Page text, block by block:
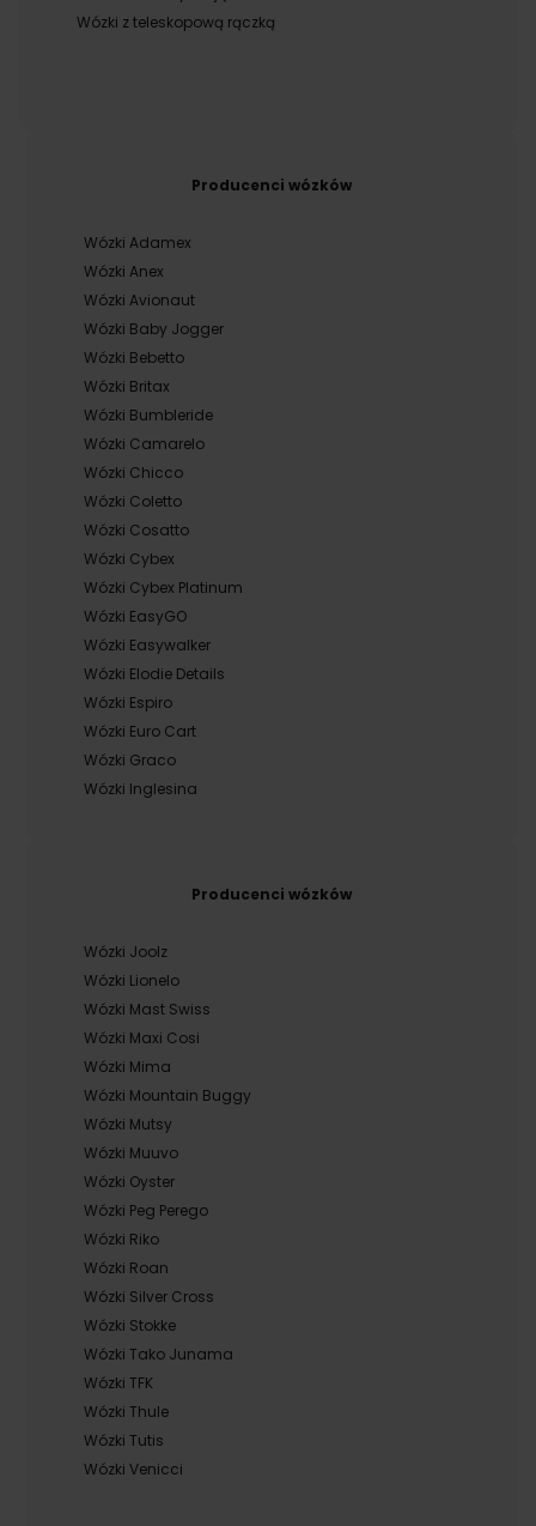
Wózki z teleskopową rączką
Producenci wózków
Wózki Adamex
Wózki Anex
Wózki Avionaut
Wózki Baby Jogger
Wózki Bebetto
Wózki Britax
Wózki Bumbleride
Wózki Camarelo
Wózki Chicco
Wózki Coletto
Wózki Cosatto
Wózki Cybex
Wózki Cybex Platinum
Wózki EasyGO
Wózki Easywalker
Wózki Elodie Details
Wózki Espiro
Wózki Euro Cart
Wózki Graco
Wózki Inglesina
Producenci wózków
Wózki Joolz
Wózki Lionelo
Wózki Mast Swiss
Wózki Maxi Cosi
Wózki Mima
Wózki Mountain Buggy
Wózki Mutsy
Wózki Muuvo
Wózki Oyster
Wózki Peg Perego
Wózki Riko
Wózki Roan
Wózki Silver Cross
Wózki Stokke
Wózki Tako Junama
Wózki TFK
Wózki Thule
Wózki Tutis
Wózki Venicci